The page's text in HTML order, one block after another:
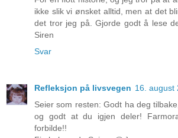
ikke slik vi ønsket alltid, men at det
det tror jeg på. Gjorde godt å lese
Siren
Svar
Refleksjon på livsvegen 16. august
Seier som resten: Godt ha deg
og godt at du igjen deler!
forbilde!!